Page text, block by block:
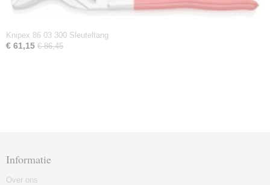
Knipex 86 03 300 Sleuteltang
€ 61,15 € 86,45
Informatie
Over ons